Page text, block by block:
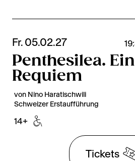
Fr. 05.02.27
Penthesilea. Ein
Requiem
von Nino Haratischwili
Schweizer Erstaufführung
14+
Tickets